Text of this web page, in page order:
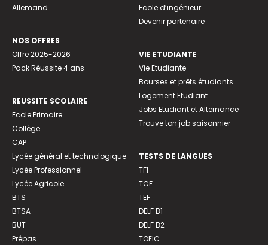
Allemand
NOS OFFRES
Offre 2025-2026
Pack Réussite 4 ans
REUSSITE SCOLAIRE
Ecole Primaire
Collège
CAP
Lycée général et technologique
Lycée Professionnel
Lycée Agricole
BTS
BTSA
BUT
Prépas
Ecole d’ingénieur
Devenir partenaire
VIE ETUDIANTE
Vie Etudiante
Bourses et prêts étudiants
Logement Etudiant
Jobs Etudiant et Alternance
Trouve ton job saisonnier
TESTS DE LANGUES
TFI
TCF
TEF
DELF B1
DELF B2
TOEIC